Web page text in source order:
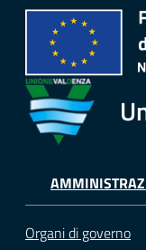
Tutti
argomenti...
Organi di governo